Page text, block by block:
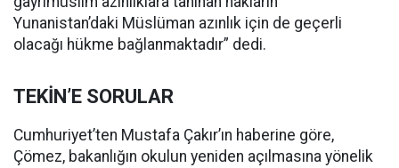
Yunanistan’daki Müslüman azınlık için de geçerli
olacağı hükme bağlanmaktadır” dedi.
TEKİN’E SORULAR
Cumhuriyet’ten Mustafa Çakır’ın haberine göre,
Çömez, bakanlığın okulun yeniden açılmasına yönelik